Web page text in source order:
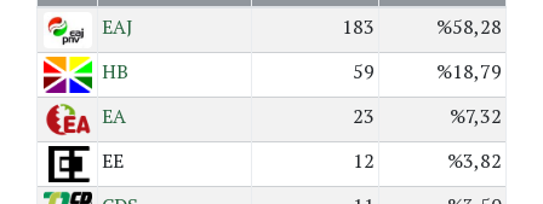
EAJ
183
%58,28
HB
59
%18,79
EA
23
%7,32
EE
12
%3,82